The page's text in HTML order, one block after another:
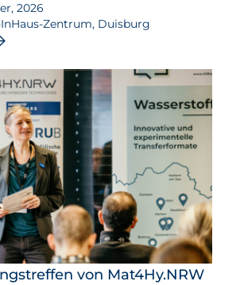
2026
Zentrum, Duisburg
von Mat4Hy.NRW